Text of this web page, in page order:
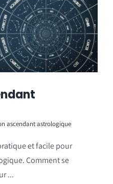
ascendant astrologique
et facile pour
Comment se
...